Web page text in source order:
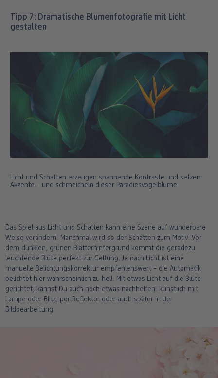
Tipp 7: Dramatische Blumenfotografie mit Licht
gestalten
Licht und Schatten erzeugen spannende Kontraste und setzen
Akzente – und schmeicheln dieser Paradiesvogelblume.
Das Spiel aus Licht und Schatten kann eine Szene auf wunderbare
Weise verändern. Manchmal wird so der Schatten zum Motiv: Vor
dem dunklen, grünen Blätterhintergrund kommt die geradezu
leuchtende Blüte perfekt zur Geltung. Je nach Licht ist eine
manuelle Belichtungskorrektur empfehlenswert – die Automatik
belichtet hier wahrscheinlich zu hell. Mit etwas Licht auf die Blüte
gerichtet, kannst Du auch noch etwas nachhelfen: künstlich mit
Lampe oder Blitz, per Reflektor oder auch später in der
Bildbearbeitung.